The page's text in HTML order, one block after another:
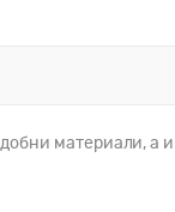
материали, а